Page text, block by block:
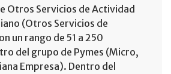
Otros Servicios de Actividad
(Otros Servicios de
un rango de 51 a 250
del grupo de Pymes (Micro,
Empresa). Dentro del